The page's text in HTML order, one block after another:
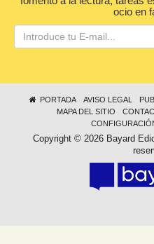
ocio en
PORTADA AVISO LEGAL
MAPA DEL SITIO
Copyright © 2026 Bayard